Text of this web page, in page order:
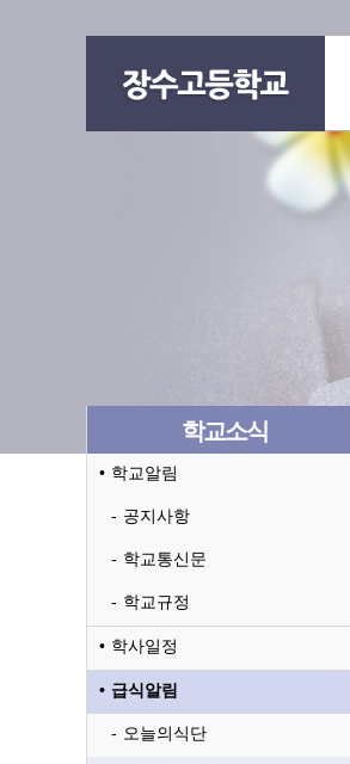
학교소식
학교알림
공지사항
학교통신문
학교규정
학사일정
급식알림
오늘의식단